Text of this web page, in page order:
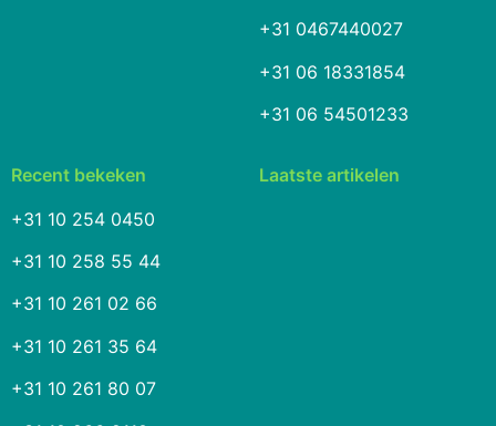
+31 0467440027
+31 06 18331854
+31 06 54501233
Recent bekeken
+31 10 254 0450
+31 10 258 55 44
+31 10 261 02 66
+31 10 261 35 64
+31 10 261 80 07
Laatste artikelen